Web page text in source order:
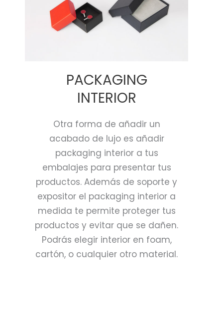
PACKAGING
INTERIOR
Otra forma de añadir un
acabado de lujo es añadir
packaging interior a tus
embalajes para presentar tus
productos. Además de soporte y
expositor el packaging interior a
medida te permite proteger tus
productos y evitar que se dañen.
Podrás elegir interior en foam,
cartón, o cualquier otro material.